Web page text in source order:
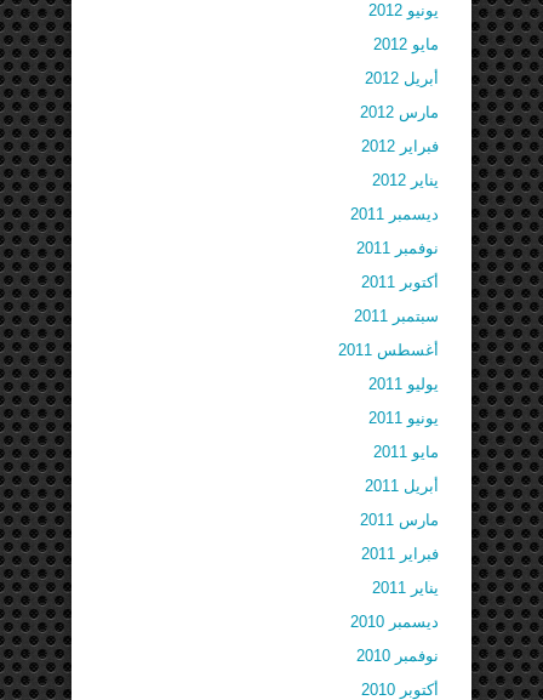
يونيو 2012
مايو 2012
أبريل 2012
مارس 2012
فبراير 2012
يناير 2012
ديسمبر 2011
نوفمبر 2011
أكتوبر 2011
سبتمبر 2011
أغسطس 2011
يوليو 2011
يونيو 2011
مايو 2011
أبريل 2011
مارس 2011
فبراير 2011
يناير 2011
ديسمبر 2010
نوفمبر 2010
أكتوبر 2010